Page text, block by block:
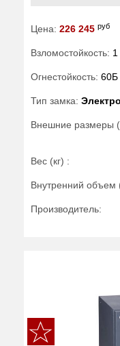
Цена: 226 245 руб
Взломостойкость: 1
Огнестойкость: 60Б
Тип замка:
Внешние размеры
Вес (кг) :
Внутренний объем
Производитель: